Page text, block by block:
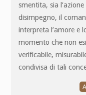
smentita, sia
disimpegno, il
interpreta l’amore e
momento che non
verificabile,
condivisa di tali